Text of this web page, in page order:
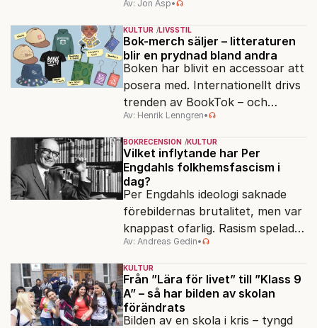
filmfestival – en plats där
Hollywoodglans möter
egensinnighet.
Av: Jon Asp•
KULTUR LIVSSTIL
Bok-merch säljer – litteraturen
blir en prydnad bland andra
Boken har blivit en accessoar att
posera med. Internationellt drivs
trenden av BookTok – och
förlagen följer efter.
Av: Henrik Lenngren•
BOKRECENSION KULTUR
Vilket inflytande har Per
Engdahls folkhemsfascism i
dag?
Per Engdahls ideologi saknade
förebildernas brutalitet, men var
knappast ofarlig. Rasism spelades
ned i förmån för "kultur". Känns
det igen?
Av: Andreas Gedin•
KULTUR
Från ”Lära för livet” till ”Klass 9
A” – så har bilden av skolan
förändrats
Bilden av en skola i kris – tyngd